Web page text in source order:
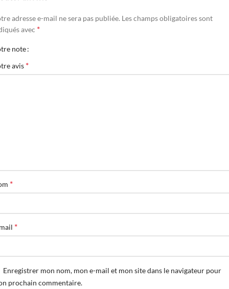
adresse e-mail ne sera pas publiée. Les champs obligatoires sont
avec *
note
avis *
*
*
Enregistrer mon nom, mon e-mail et mon site dans le navigateur pour
prochain commentaire.